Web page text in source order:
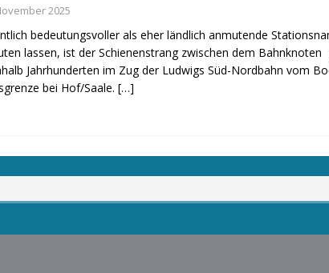
2025
bedeutungsvoller als eher ländlich anmutende
lassen, ist der Schienenstrang zwischen dem
Jahrhunderten im Zug der Ludwigs Süd-Nordbahn vom
bei Hof/Saale. […]